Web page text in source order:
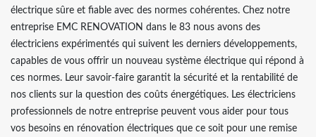
électrique sûre et fiable avec des normes cohérentes. Chez notre
entreprise EMC RENOVATION dans le 83 nous avons des
électriciens expérimentés qui suivent les derniers développements,
capables de vous offrir un nouveau système électrique qui répond à
ces normes. Leur savoir-faire garantit la sécurité et la rentabilité de
nos clients sur la question des coûts énergétiques. Les électriciens
professionnels de notre entreprise peuvent vous aider pour tous
vos besoins en rénovation électriques que ce soit pour une remise